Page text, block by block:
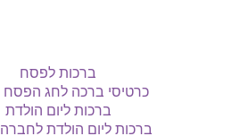
ברכות לפסח
כרטיסי ברכה לחג הפסח
ברכות ליום הולדת
ברכות ליום הולדת לחברה